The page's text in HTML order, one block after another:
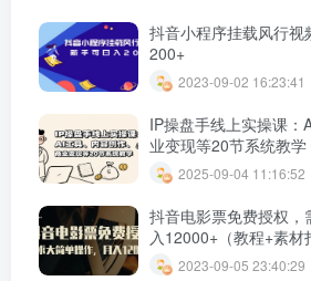
抖音小程序挂载风行视
200+
2023-09-02 16:23:41
IP操盘手线上实操课：
业变现等20节系统教学
2025-09-04 11:16:52
抖音电影票免费授权，
入12000+（教程+素材
2023-09-05 23:40:29